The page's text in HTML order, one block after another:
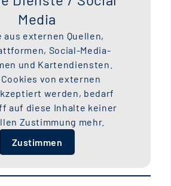
Media
aus externen Quellen,
Social-Media-
und Kartendiensten.
von externen
werden, bedarf
auf diese Inhalte keiner
Zustimmung mehr.
Zustimmen